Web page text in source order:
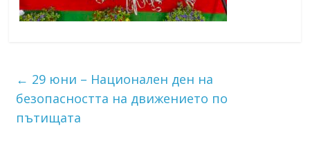
← 29 юни – Национален ден на
безопасността на движението по
пътищата